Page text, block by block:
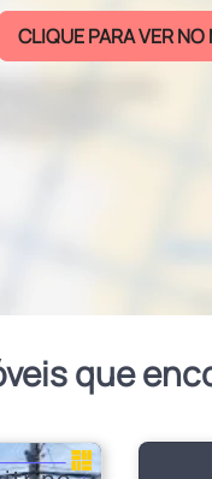
CLIQUE PARA VER NO
que